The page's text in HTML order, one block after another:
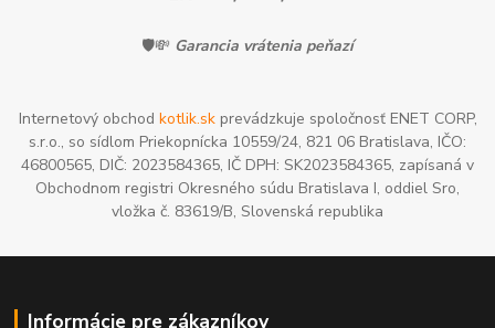
🛡️💸 Garancia vrátenia peňazí
Internetový obchod kotlik.skprevádzkuje spoločnosť ENET CORP,
s.r.o., so sídlom Priekopnícka 10559/24, 821 06 Bratislava, IČO:
46800565, DIČ: 2023584365, IČ DPH: SK2023584365, zapísaná v
Obchodnom registri Okresného súdu Bratislava I, oddiel Sro,
vložka č. 83619/B, Slovenská republika
Informácie pre zákazníkov